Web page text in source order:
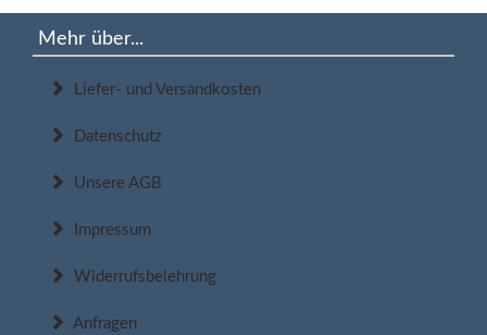
Mehr über...
Liefer- und Versandkosten
Datenschutz
Unsere AGB
Impressum
Widerrufsbelehrung
Anfragen